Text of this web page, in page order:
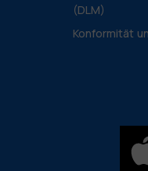
(DLM)
Konformität